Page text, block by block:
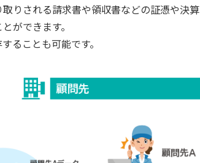
りされる請求書や領収書などの証憑や決算
ができます。
ることも可能です。